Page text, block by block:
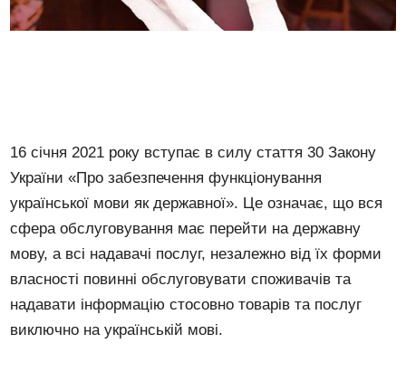
16 січня 2021 року вступає в силу стаття 30 Закону
України «Про забезпечення функціонування
української мови як державної». Це означає, що вся
сфера обслуговування має перейти на державну
мову, а всі надавачі послуг, незалежно від їх форми
власності повинні обслуговувати споживачів та
надавати інформацію стосовно товарів та послуг
виключно на українській мові.